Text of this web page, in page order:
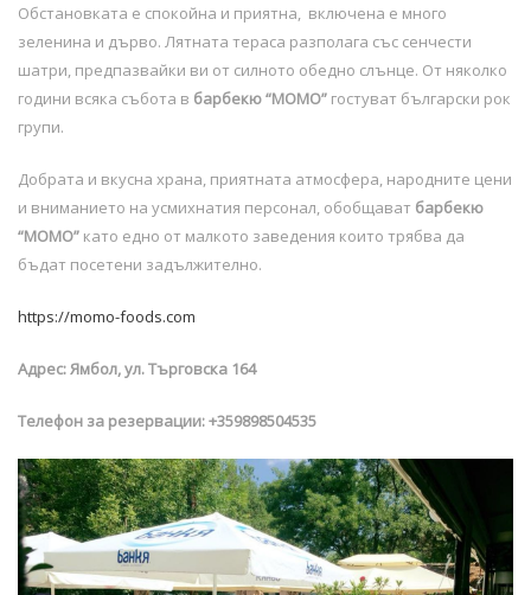
Обстановката е спокойна и приятна, включена е много
зеленина и дърво. Лятната тераса разполага със сенчести
шатри, предпазвайки ви от силното обедно слънце. От няколко
години всяка събота в барбекю “МОМО” гостуват български рок
групи.
Добрата и вкусна храна, приятната атмосфера, народните цени
и вниманието на усмихнатия персонал, обобщават барбекю
“МОМО” като едно от малкото заведения които трябва да
бъдат посетени задължително.
https://momo-foods.com
Адрес: Ямбол, ул. Търговска 164
Телефон за резервации: +359898504535